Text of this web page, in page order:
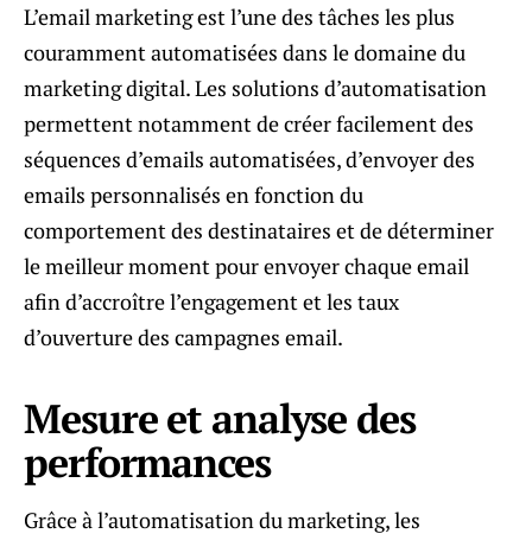
L’email marketing est l’une des tâches les plus
couramment automatisées dans le domaine du
marketing digital. Les solutions d’automatisation
permettent notamment de créer facilement des
séquences d’emails automatisées, d’envoyer des
emails personnalisés en fonction du
comportement des destinataires et de déterminer
le meilleur moment pour envoyer chaque email
afin d’accroître l’engagement et les taux
d’ouverture des campagnes email.
Mesure et analyse des
performances
Grâce à l’automatisation du marketing, les